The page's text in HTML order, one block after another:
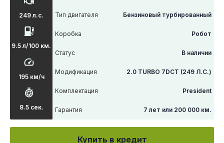
249 л.с.
9.5 л/100 км.
195 км/ч
8.5 сек.
Тип двигателя Бензиновый турбированный
Коробка Робот
Статус В наличии
Модификация 2.0 TURBO 7DCT (249 Л.С.)
Комплектация President
Гарантия 7 лет или 200 000 км.
Купить в кредит